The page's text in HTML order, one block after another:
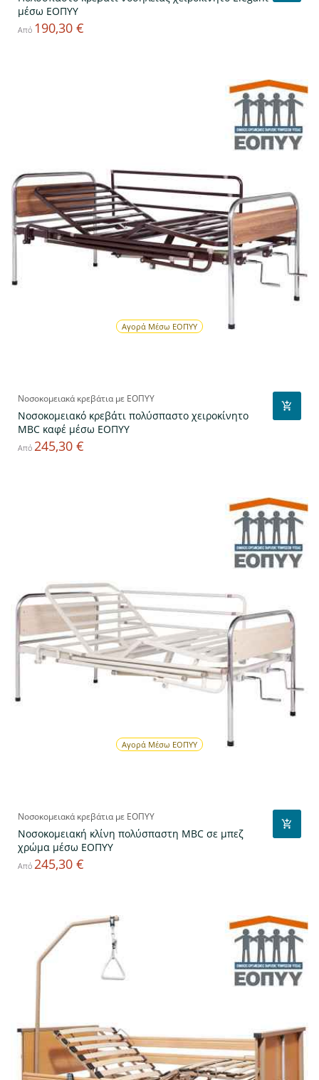
μέσω ΕΟΠΥΥ
Από Τιμή
190,30 €
Αγορά Μέσω ΕΟΠΥΥ
Νοσοκομειακά κρεβάτια με ΕΟΠΥΥ
Νοσοκομειακό κρεβάτι πολύσπαστο χειροκίνητο
MBC καφέ μέσω ΕΟΠΥΥ
Από Τιμή
245,30 €
Αγορά Μέσω ΕΟΠΥΥ
Νοσοκομειακά κρεβάτια με ΕΟΠΥΥ
Νοσοκομειακή κλίνη πολύσπαστη MBC σε μπεζ
χρώμα μέσω ΕΟΠΥΥ
Από Τιμή
245,30 €